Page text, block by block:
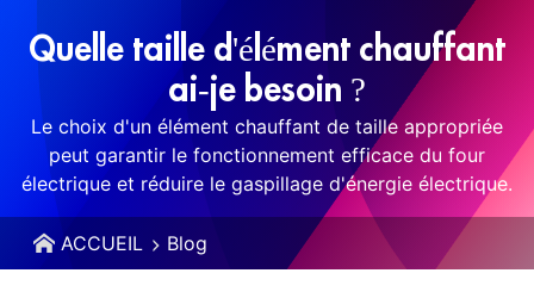
Quelle taille d'élément chauffant
ai-je besoin ?
Le choix d'un élément chauffant de taille appropriée
peut garantir le fonctionnement efficace du four
électrique et réduire le gaspillage d'énergie électrique.
ACCUEIL Blog